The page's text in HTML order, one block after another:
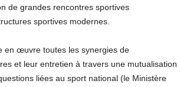
de grandes rencontres sportives
sportives modernes.
en œuvre toutes les synergies de
et leur entretien à travers une mutualisation
liées au sport national (le Ministère